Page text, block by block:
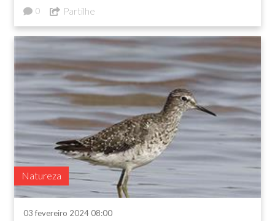
0 Partilhe
Natureza
03 fevereiro 2024 08:00